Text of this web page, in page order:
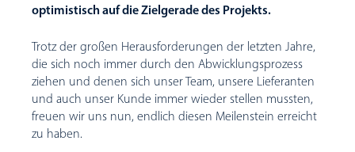
optimistisch auf die Zielgerade des Projekts.
Trotz der großen Herausforderungen der letzten Jahre,
die sich noch immer durch den Abwicklungsprozess
ziehen und denen sich unser Team, unsere Lieferanten
und auch unser Kunde immer wieder stellen mussten,
freuen wir uns nun, endlich diesen Meilenstein erreicht
zu haben.